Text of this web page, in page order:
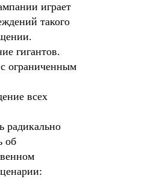
играет
такого
гигантов.
ограниченным
всех
радикально
об